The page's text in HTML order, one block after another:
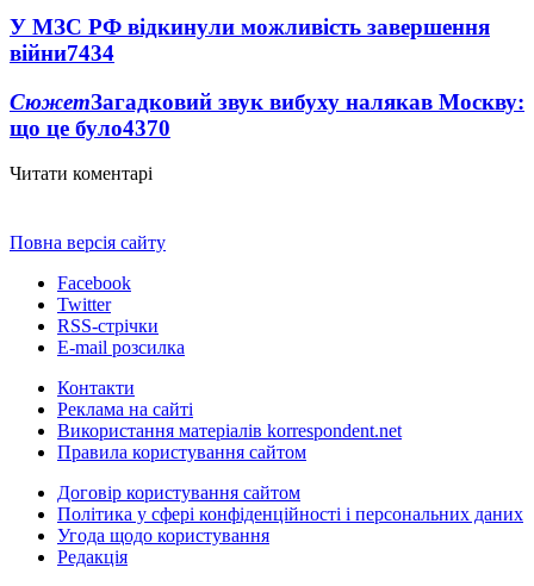
У МЗС РФ відкинули можливість завершення
війни7434
СюжетЗагадковий звук вибуху налякав Москву:
що це було4370
Читати коментарі
Повна версія сайту
Facebook
Twitter
RSS-стрічки
E-mail розсилка
Контакти
Реклама на сайті
Використання матеріалів korrespondent.net
Правила користування сайтом
Договір користування сайтом
Політика у сфері конфіденційності і персональних даних
Угода щодо користування
Редакція